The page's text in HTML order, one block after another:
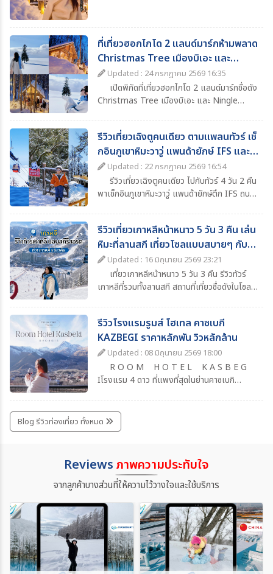
ที่เที่ยวฮอกไกโด 2 แลนด์มาร์กห้ามพลาด
Christmas Tree เมืองบิเอะ และ
Ningle Terrace เมืองฟุราโนะ
Updated : 24 กรกฎาคม 2569 16:35
เปิดพิกัดที่เที่ยวฮอกไกโด 2 แลนด์มาร์กชื่อดัง
Christmas Tree เมืองบิเอะ และ Ningle
รีวิวเที่ยวเฉิงตูคนเดียว ตามแพลนทัวร์ เช็
กอินภูเขาหิมะวาวู่ แพนด้ายักษ์ IFS และ
แลนด์มาร์กห้ามพลาด
Updated : 22 กรกฎาคม 2569 16:54
รีวิวเที่ยวเฉิงตูคนเดียว ไปกับทัวร์ 4 วัน 2 คืน
พาเช็กอินภูเขาหิมะวาวู่ แพนด้ายักษ์ตึก IFS ถนน
รีวิวเที่ยวเกาหลีหน้าหนาว 5 วัน 3 คืน เล่น
หิมะที่ลานสกี เที่ยวโซลแบบสบายๆ กับ
ทัวร์Updated : 16 มิถุนายน 2569 23:21
เที่ยวเกาหลีหน้าหนาว 5 วัน 3 คืน รีวิวทัวร์
เกาหลีที่รวมทั้งลานสกี สถานที่เที่ยวชื่อดังในโซล
เกาหลีแบบสบาย ๆ ครบทุกไฮไลท์
รีวิวโรงแรมรูมส์ โฮเทล คาซเบกี
KAZBEGI ราคาหลักพัน วิวหลักล้าน
Updated : 08 มิถุนายน 2569 18:00
R O O M H O T E L K A S B E G
Iโรงแรม 4 ดาว ที่แพงที่สุดในย่านคาซเบกิ
ว้าวเหมือนเที่ยวในทวีปยุโรป แต่ว่าราคาและค่า
ครองชีพที่เราจับต้องได้สิ่งอำนวยความสะดวก
สะดวกขนาดนี้ถ้า เป็นประเทศไทย ราคาเกินหมื่นไป
เยอะแน่ๆ แล้วก็ไม่ได้หมายความว่าโรงแรมนี้ดี
ที่สุดนะ เพราะว่าถ้าใครลองหาข้อมูลโรงแรมย่าน
ของจริง !!
Blog รีวิวท่องเที่ยว ทั้งหมด
Reviews ภาพความประทับใจ
จากลูกค้าบางส่วนที่ให้ความไว้วางใจและใช้บริการ